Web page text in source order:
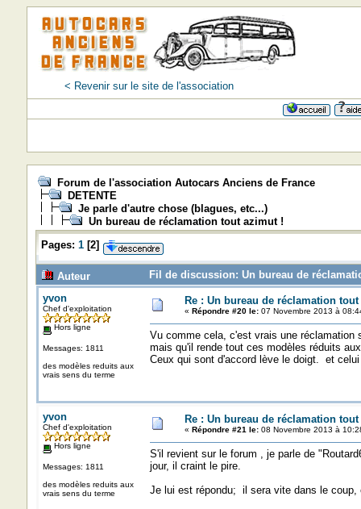
< Revenir sur le site de l'association
Forum de l'association Autocars Anciens de France
DETENTE
Je parle d'autre chose (blagues, etc...)
Un bureau de réclamation tout azimut !
Pages: 1[2]
Auteur
Fil de discussion: Un bureau de
yvon
Chef d'exploitation
Hors ligne
Messages: 1811
des modèles reduits aux
vrais sens du terme
Re : Un bureau de réclamation
« Répondre #20 le:07 Novembre 2013 à
Vu comme cela, c'est vrais une réclamation
mais qu'il rende tout ces modèles réduits
Ceux qui sont d'accord lève le doigt. et
yvon
Chef d'exploitation
Hors ligne
Messages: 1811
des modèles reduits aux
vrais sens du terme
Re : Un bureau de réclamation
« Répondre #21 le:08 Novembre 2013 à
S'il revient sur le forum , je parle de
jour, il craint le pire.
Je lui est répondu; il sera vite dans le